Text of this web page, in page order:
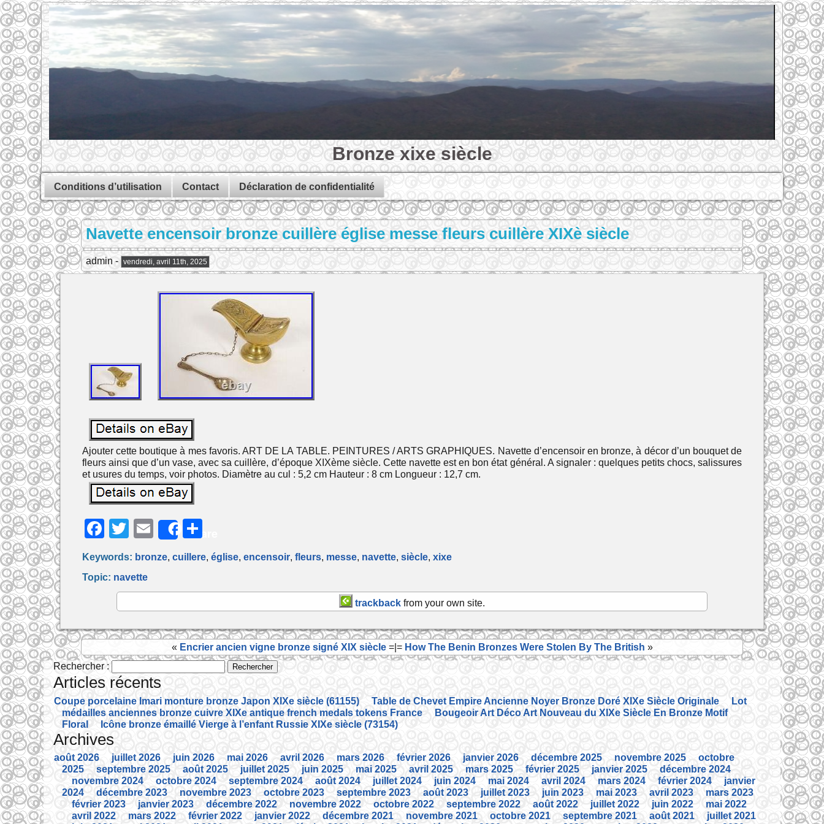
Bronze xixe siècle
Conditions d’utilisation Contact Déclaration de confidentialité
Navette encensoir bronze cuillère église messe fleurs cuillère XIXè siècle
admin - vendredi, avril 11th, 2025
Ajouter cette boutique à mes favoris. ART DE LA TABLE. PEINTURES / ARTS GRAPHIQUES. Navette d’encensoir en bronze, à décor d’un bouquet de
fleurs ainsi que d’un vase, avec sa cuillère, d’époque XIXème siècle. Cette navette est en bon état général. A signaler : quelques petits chocs, salissures
et usures du temps, voir photos. Diamètre au cul : 5,2 cm Hauteur : 8 cm Longueur : 12,7 cm.
F
c
e
o
o
k
T
w
itt
er
E
ai
l
Share
ar
ta
g
er
Keywords: bronze, cuillere, église, encensoir, fleurs, messe, navette, siècle, xixe
Topic: navette
trackback from your own site.
« Encrier ancien vigne bronze signé XIX siècle=|= How The Benin Bronzes Were Stolen By The British »
Rechercher :
Articles récents
Coupe porcelaine Imari monture bronze Japon XIXe siècle (61155) Table de Chevet Empire Ancienne Noyer Bronze Doré XIXe Siècle Originale
Lot
médailles anciennes bronze cuivre XIXe antique french medals tokens France
Bougeoir Art Déco Art Nouveau du XIXe Siècle En Bronze Motif
Floral
Icône bronze émaillé Vierge à l’enfant Russie XIXe siècle (73154)
Archives
août 2026 juillet 2026 juin 2026 mai 2026 avril 2026 mars 2026 février 2026 janvier 2026 décembre 2025 novembre 2025
octobre
2025
septembre 2025 août 2025 juillet 2025 juin 2025 mai 2025 avril 2025 mars 2025 février 2025 janvier 2025
décembre 2024
novembre 2024
octobre 2024 septembre 2024 août 2024 juillet 2024 juin 2024 mai 2024 avril 2024 mars 2024 février 2024
janvier
2024
décembre 2023 novembre 2023 octobre 2023 septembre 2023 août 2023 juillet 2023 juin 2023 mai 2023 avril 2023
mars 2023
février 2023
janvier 2023 décembre 2022 novembre 2022 octobre 2022 septembre 2022 août 2022 juillet 2022 juin 2022
mai 2022
avril 2022
mars 2022 février 2022 janvier 2022 décembre 2021 novembre 2021 octobre 2021 septembre 2021 août 2021
juillet 2021